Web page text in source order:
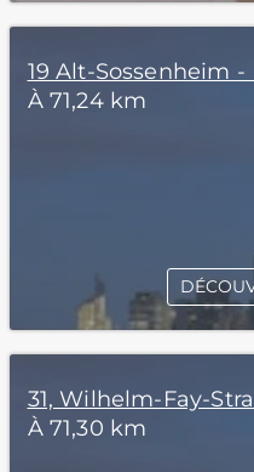
19 Alt-Sossenheim
À 71,24 km
31, Wilhelm-Fay-
À 71,30 km